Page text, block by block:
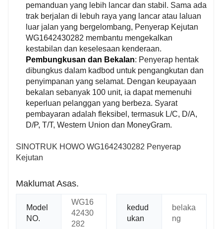
pemanduan yang lebih lancar dan stabil. Sama ada
trak berjalan di lebuh raya yang lancar atau laluan
luar jalan yang bergelombang, Penyerap Kejutan
WG1642430282 membantu mengekalkan
kestabilan dan keselesaan kenderaan.
Pembungkusan dan Bekalan: Penyerap hentak
dibungkus dalam kadbod untuk pengangkutan dan
penyimpanan yang selamat. Dengan keupayaan
bekalan sebanyak 100 unit, ia dapat memenuhi
keperluan pelanggan yang berbeza. Syarat
pembayaran adalah fleksibel, termasuk L/C, D/A,
D/P, T/T, Western Union dan MoneyGram.
SINOTRUK HOWO WG1642430282 Penyerap
Kejutan
Maklumat Asas.
Model
NO.
WG16
42430
282
kedud
ukan
belaka
ng